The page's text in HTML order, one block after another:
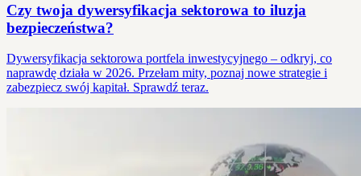
Czy twoja dywersyfikacja sektorowa to iluzja
bezpieczeństwa?
Dywersyfikacja sektorowa portfela inwestycyjnego – odkryj, co
naprawdę działa w 2026. Przełam mity, poznaj nowe strategie i
zabezpiecz swój kapitał. Sprawdź teraz.